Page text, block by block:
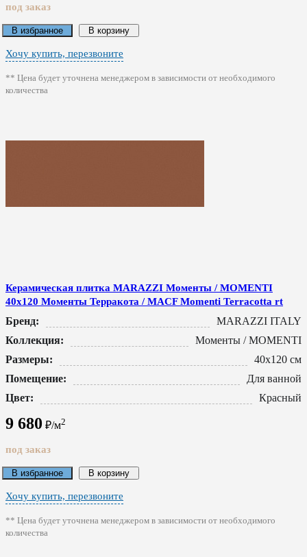
под заказ
В избранное В корзину
Хочу купить, перезвоните
** Цена будет уточнена менеджером в зависимости от необходимого
количества
Керамическая плитка MARAZZI Моменты / MOMENTI
40x120 Моменты Терракота / MACF Momenti Terracotta rt
Бренд:
MARAZZI ITALY
Коллекция:
Моменты / MOMENTI
Размеры:
40x120 см
Помещение:
Для ванной
Цвет:
Красный
9 680 ₽/м2
под заказ
В избранное В корзину
Хочу купить, перезвоните
** Цена будет уточнена менеджером в зависимости от необходимого
количества